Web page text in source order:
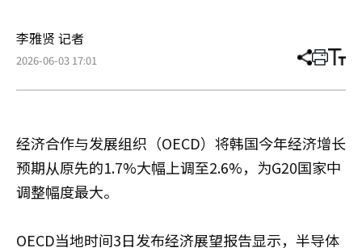
李雅贤 记者
2026-06-03 17:01 分
章
打 调
小
经济合作与发展组织（OECD）将韩国今年经济增长
预期从原先的1.7%大幅上调至2.6%，为G20国家中
调整幅度最大。
OECD当地时间3日发布经济展望报告显示，半导体